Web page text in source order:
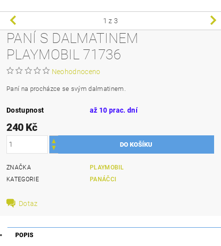
1 z 3
PANÍ S DALMATINEM
PLAYMOBIL 71736
Neohodnoceno
Paní na procházce se svým dalmatinem.
Dostupnost až 10 prac. dní
240 Kč
ZNAČKA
PLAYMOBIL
KATEGORIE
PANÁČCI
Dotaz
POPIS